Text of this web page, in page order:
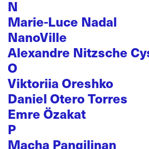
N
Marie-Luce Nadal
NanoVille
Alexandre Nitzsche
O
Viktoriia Oreshko
Daniel Otero Torres
Emre Özakat
P
Macha Pangilinan